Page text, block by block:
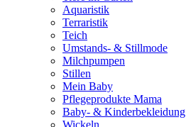
Aquaristik
Terraristik
Teich
Umstands- & Stillmode
Milchpumpen
Stillen
Mein Baby
Pflegeprodukte Mama
Baby- & Kinderbekleidung
Wickeln